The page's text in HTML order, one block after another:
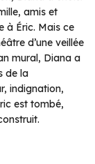
amis et
à Éric. Mais ce
d’une veillée
mural, Diana a
de la
indignation,
est tombé,